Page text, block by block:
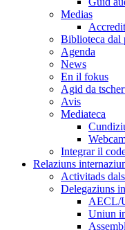
Medias
Biblioteca dal
Agenda
News
En il fokus
Agid da
Avis
Mediateca
Integrar il
Relaziuns
Activitads
Delegaziuns
AECL/
Uniun